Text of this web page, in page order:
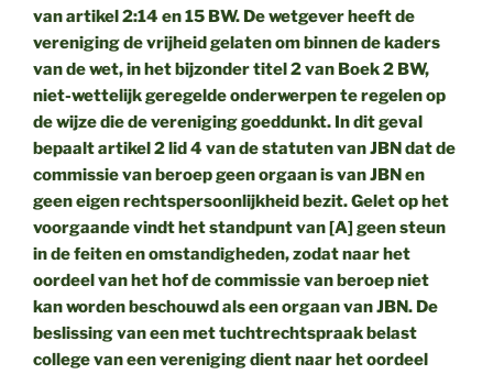
van artikel 2:14 en 15 BW. De wetgever heeft de
vereniging de vrijheid gelaten om binnen de kaders
van de wet, in het bijzonder titel 2 van Boek 2 BW,
niet-wettelijk geregelde onderwerpen te regelen op
de wijze die de vereniging goeddunkt. In dit geval
bepaalt artikel 2 lid 4 van de statuten van JBN dat de
commissie van beroep geen orgaan is van JBN en
geen eigen rechtspersoonlijkheid bezit. Gelet op het
voorgaande vindt het standpunt van [A] geen steun
in de feiten en omstandigheden, zodat naar het
oordeel van het hof de commissie van beroep niet
kan worden beschouwd als een orgaan van JBN. De
beslissing van een met tuchtrechtspraak belast
college van een vereniging dient naar het oordeel